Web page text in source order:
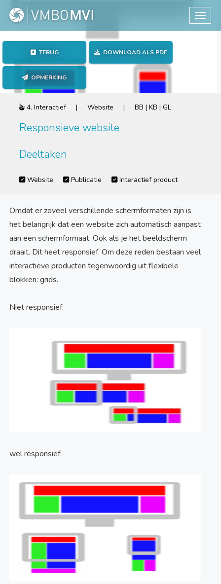
TERUG DOWNLOAD ALS PDF
OPMERKING
4. Interactief | Website | BB | KB | GL
Responsieve website
Deeltaken
Website Publicatie Interactief product
Omdat er zoveel verschillende schermformaten zijn is
het belangrijk dat een website zich automatisch aanpast
aan een schermformaat. Ook als je het beeldscherm
draait. Dit heet responsief. Om deze reden bestaan veel
interactieve producten tegenwoordig uit flexibele
blokken: grids.
Niet responsief:
wel responsief: